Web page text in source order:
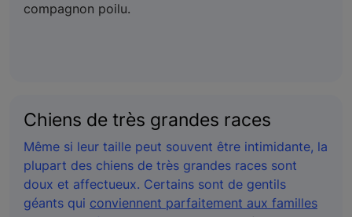
compagnon poilu.
Chiens de très grandes races
Même si leur taille peut souvent être intimidante, la
plupart des chiens de très grandes races sont
doux et affectueux. Certains sont de gentils
géants qui conviennent parfaitement aux familles